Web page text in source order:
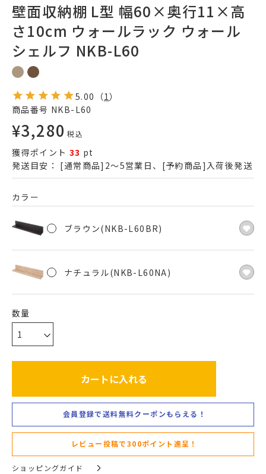
壁面収納棚 L型 幅60×奥行11×高
さ10cm ウォールラック ウォール
シェルフ NKB-L60
5.00 （1）
商品番号 NKB-L60
¥3,280 税込
獲得ポイント 33 pt
発送目安： [通常商品]2～5営業日、[予約商品]入荷後発送
カラー
ブラウン(NKB-L60BR)
ナチュラル(NKB-L60NA)
カートに入れる
会員登録で送料無料クーポンもらえる！
レビュー投稿で300ポイント進呈！
ショッピングガイド